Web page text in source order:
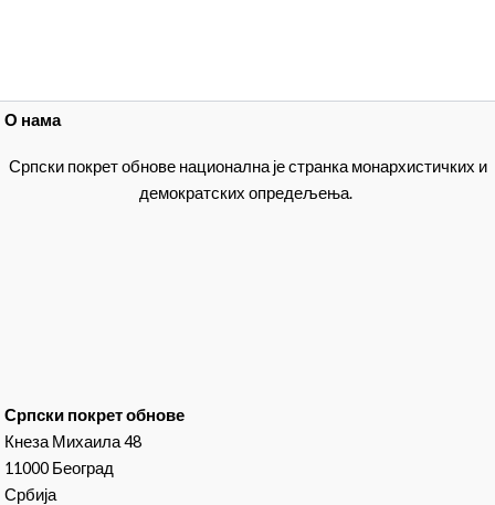
О нама
Српски покрет обнове национална је странка монархистичких и
демократских опредељења.
Српски покрет обнове
Кнеза Михаила 48
11000 Београд
Србија